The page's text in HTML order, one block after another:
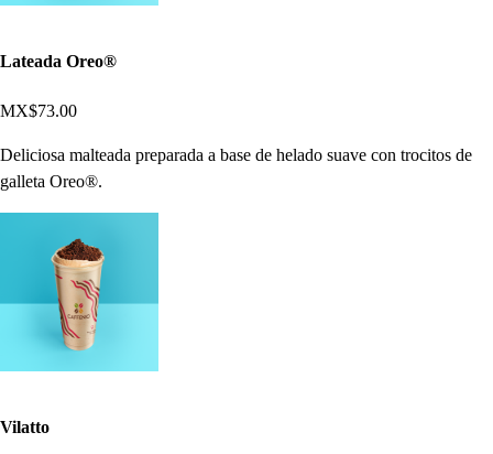
Lateada Oreo®
MX$73.00
Deliciosa malteada preparada a base de helado suave con trocitos de
galleta Oreo®.
Vilatto